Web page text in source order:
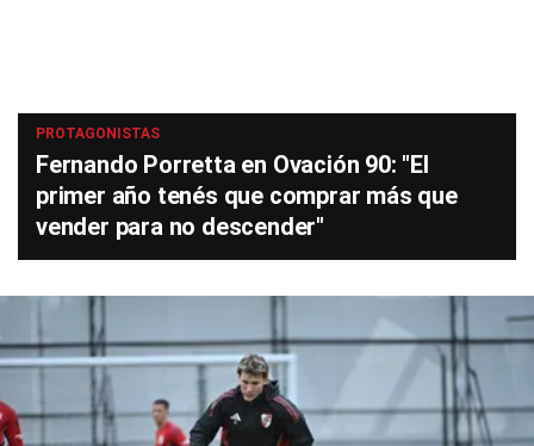
PROTAGONISTAS
Fernando Porretta en Ovación 90: "El
primer año tenés que comprar más que
vender para no descender"